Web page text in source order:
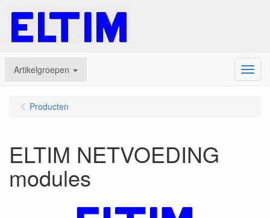
Artikelgroepen Menu
Producten
ELTIM NETVOEDING
modules